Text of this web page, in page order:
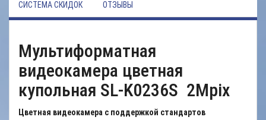
СИСТЕМА СКИДОК ОТЗЫВЫ
Мультиформатная
видеокамера цветная
купольная SL-K0236S 2Mpix
Цветная видеокамера с поддержкой стандартов